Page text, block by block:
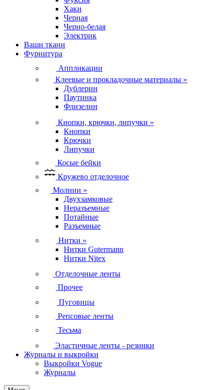
Хаки
Черная
Черно-белая
Электрик
Ваши ткани
Фурнитура
Аппликации
Клеевые и прокладочные материалы »
Дублерин
Паутинка
Флизелин
Кнопки, крючки, липучки »
Кнопки
Крючки
Липучки
Косые бейки
Кружево отделочное
Молнии »
Двухзамковые
Неразъемные
Потайные
Разъемные
Нитки »
Нитки Gutermann
Нитки Nitex
Отделочные ленты
Прочее
Пуговицы
Репсовые ленты
Тесьма
Эластичные ленты - резинки
Журналы и выкройки
Выкройки Vogue
Журналы